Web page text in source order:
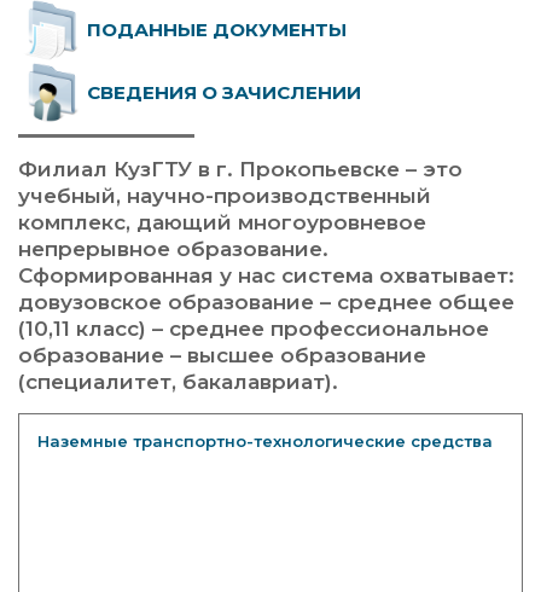
ПОДАННЫЕ ДОКУМЕНТЫ
СВЕДЕНИЯ О ЗАЧИСЛЕНИИ
Филиал КузГТУ в г. Прокопьевске – это
учебный, научно-производственный
комплекс, дающий многоуровневое
непрерывное образование.
Сформированная у нас система охватывает:
довузовское образование – среднее общее
(10,11 класс) – среднее профессиональное
образование – высшее образование
(специалитет, бакалавриат).
Наземные транспортно-технологические средства